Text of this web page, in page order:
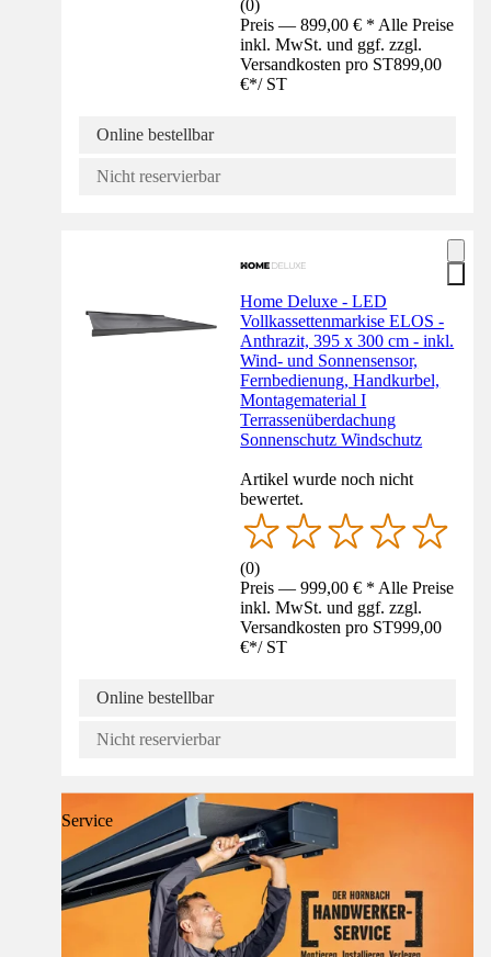
(0)
Preis — 899,00 € * Alle Preise
inkl. MwSt. und ggf. zzgl.
Versandkosten pro ST899,00
€*/ ST
Online bestellbar
Nicht reservierbar
Home Deluxe - LED
Vollkassettenmarkise ELOS -
Anthrazit, 395 x 300 cm - inkl.
Wind- und Sonnensensor,
Fernbedienung, Handkurbel,
Montagematerial I
Terrassenüberdachung
Sonnenschutz Windschutz
Artikel wurde noch nicht
bewertet.
(0)
Preis — 999,00 € * Alle Preise
inkl. MwSt. und ggf. zzgl.
Versandkosten pro ST999,00
€*/ ST
Online bestellbar
Nicht reservierbar
Service